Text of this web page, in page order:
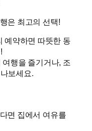
은 최고의 선택!
예약하면 따뜻한 동
여행을 즐기거나, 조
보세요.
면 집에서 여유를